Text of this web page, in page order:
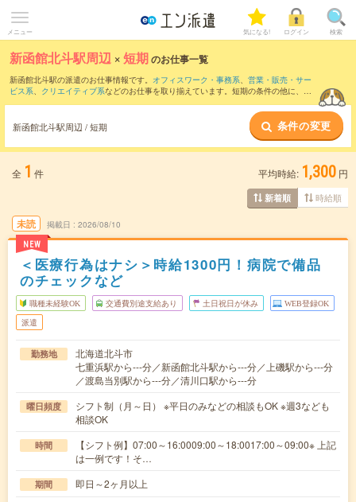
メニュー 気になる! ログイン 検索
新函館北斗駅周辺 ×短期のお仕事一覧
新函館北斗駅の派遣のお仕事情報です。 オフィスワーク・事務系、 営業・販売・サー
ビス系、 クリエイティブ系などのお仕事を取り揃えています。短期の条件の他に、 交
新函館北斗駅周辺 / 短期 条件の変更
全 1 件 平均時給: 1,300 円
新着順 時給順
未読
NEW
掲載日 2026/08/10
＜医療行為はナシ＞時給1300円！病院で備品
のチェックなど
職種未経験OK 交通費別途支給あり 土日祝日が休み WEB登録OK
派遣
勤務地
北海道北斗市
七重浜駅から---分／新函館北斗駅から---分／上磯駅から---分
／渡島当別駅から---分／清川口駅から---分
曜日頻度
シフト制（月～日） ※平日のみなどの相談もOK ※週3なども
相談OK
時間
【シフト例】07:00～16:0009:00～18:0017:00～09:00※ 上記
は一例です！そ…
期間 即日～2ヶ月以上